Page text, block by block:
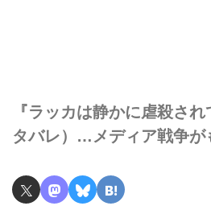
『ラッカは静かに虐殺さ
タバレ）…メディア戦争が